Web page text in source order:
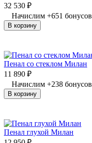
32 530 ₽
Начислим +651 бонусов
В корзину
Пенал со стеклом Милан
11 890 ₽
Начислим +238 бонусов
В корзину
Пенал глухой Милан